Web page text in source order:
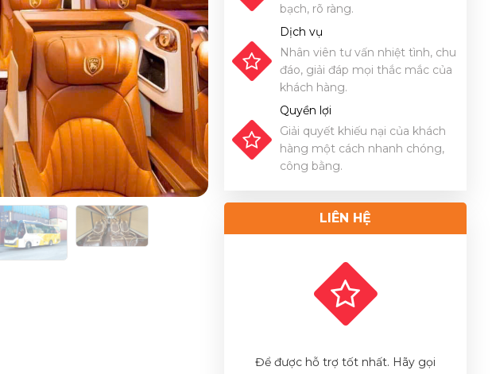
bạch, rõ ràng.
Dịch vụ
Nhân viên tư vấn nhiệt tình, chu
đáo, giải đáp mọi thắc mắc của
khách hàng.
Quyền lợi
Giải quyết khiếu nại của khách
hàng một cách nhanh chóng,
công bằng.
LIÊN HỆ
Để được hỗ trợ tốt nhất. Hãy gọi